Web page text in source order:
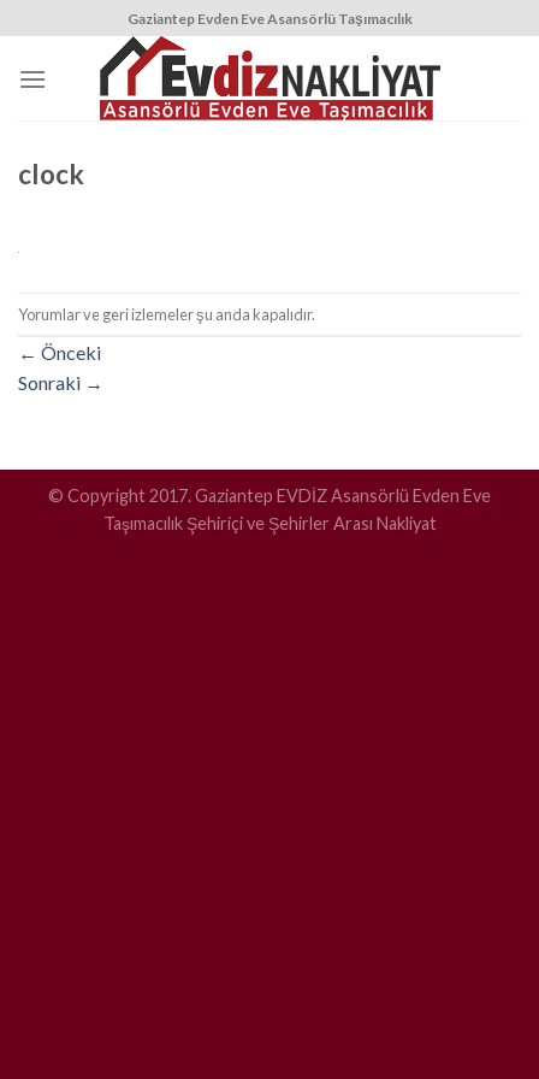
content
Gaziantep Evden Eve Asansörlü Taşımacılık
clock
Yorumlar ve geri izlemeler şu anda kapalıdır.
← Önceki
Sonraki →
© Copyright 2017. Gaziantep EVDİZ Asansörlü Evden Eve
Taşımacılık Şehiriçi ve Şehirler Arası Nakliyat